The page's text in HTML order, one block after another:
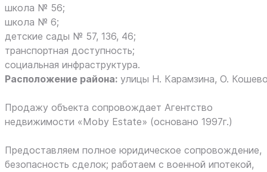
школа № 56;
школа № 6;
детские сады № 57, 136, 46;
транспортная доступность;
социальная инфраструктура.
Расположение района: улицы Н. Карамзина, О.
Продажу объекта сопровождает Агентство
недвижимости «Moby Estate» (основано 1997г.)
Предоставляем полное юридическое сопровождение,
безопасность сделок; работаем с военной ипотекой,